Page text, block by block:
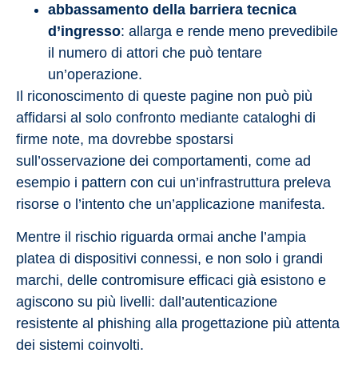
abbassamento della barriera tecnica
d’ingresso: allarga e rende meno prevedibile
il numero di attori che può tentare
un’operazione.
Il riconoscimento di queste pagine non può più
affidarsi al solo confronto mediante cataloghi di
firme note, ma dovrebbe spostarsi
sull’osservazione dei comportamenti, come ad
esempio i pattern con cui un’infrastruttura preleva
risorse o l’intento che un’applicazione manifesta.
Mentre il rischio riguarda ormai anche l’ampia
platea di dispositivi connessi, e non solo i grandi
marchi, delle contromisure efficaci già esistono e
agiscono su più livelli: dall’autenticazione
resistente al phishing alla progettazione più attenta
dei sistemi coinvolti.